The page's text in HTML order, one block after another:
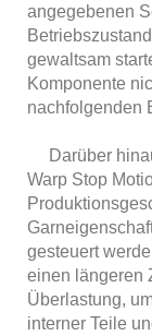
angegebenen
gewaltsam
Komponente
nachfolgenden
Darüber
Warp Stop
gesteuert
einen längeren
Überlastung,
interner Teile